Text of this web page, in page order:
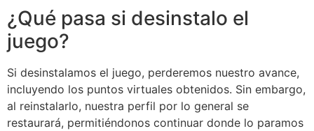
¿Qué pasa si desinstalo el
juego?
Si desinstalamos el juego, perderemos nuestro avance,
incluyendo los puntos virtuales obtenidos. Sin embargo,
al reinstalarlo, nuestra perfil por lo general se
restaurará, permitiéndonos continuar donde lo paramos